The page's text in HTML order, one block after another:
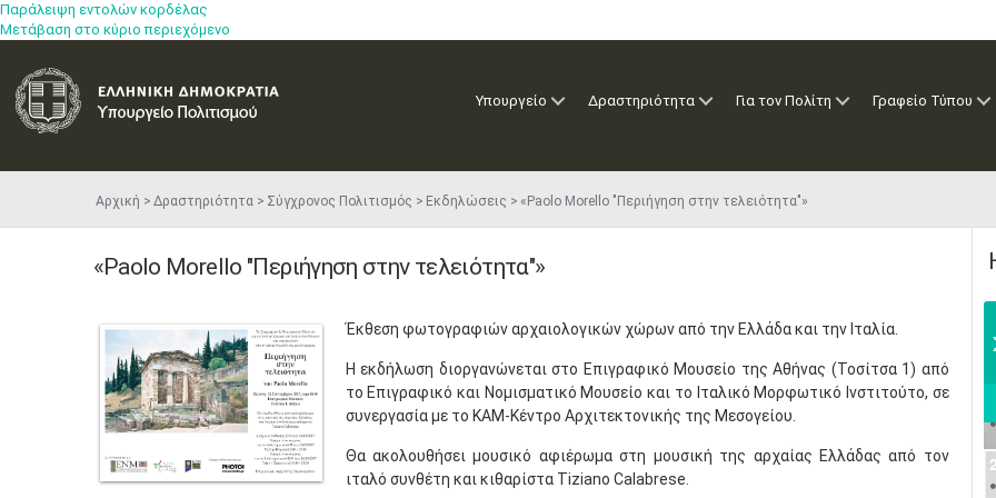
Παράλειψη εντολών κορδέλας
Μετάβαση στο κύριο περιεχόμενο
Υπουργείο Δραστηριότητα Για τον Πολίτη Γραφείο Τύπου
Αρχική Δραστηριότητα Σύγχρονος Πολιτισμός Εκδηλώσεις «Paolo Morello "Περιήγηση στην τελειότητα"»
«Paolo Morello "Περιήγηση στην τελειότητα"»
Έκθεση φωτογραφιών αρχαιολογικών χώρων από την Ελλάδα και την Ιταλία.
Η εκδήλωση διοργανώνεται στο Επιγραφικό Μoυσείο της Αθήνας (Τοσίτσα 1) από
το Επιγραφικό και Νομισματικό Μουσείο και το Ιταλικό Μορφωτικό Ινστιτούτο, σε
συνεργασία με το ΚΑΜ-Κέντρο Αρχιτεκτονικής της Μεσογείου.
Θα ακολουθήσει μουσικό αφιέρωμα στη μουσική της αρχαίας Ελλάδας από τον
ιταλό συνθέτη και κιθαρίστα Tiziano Calabrese.
2
•